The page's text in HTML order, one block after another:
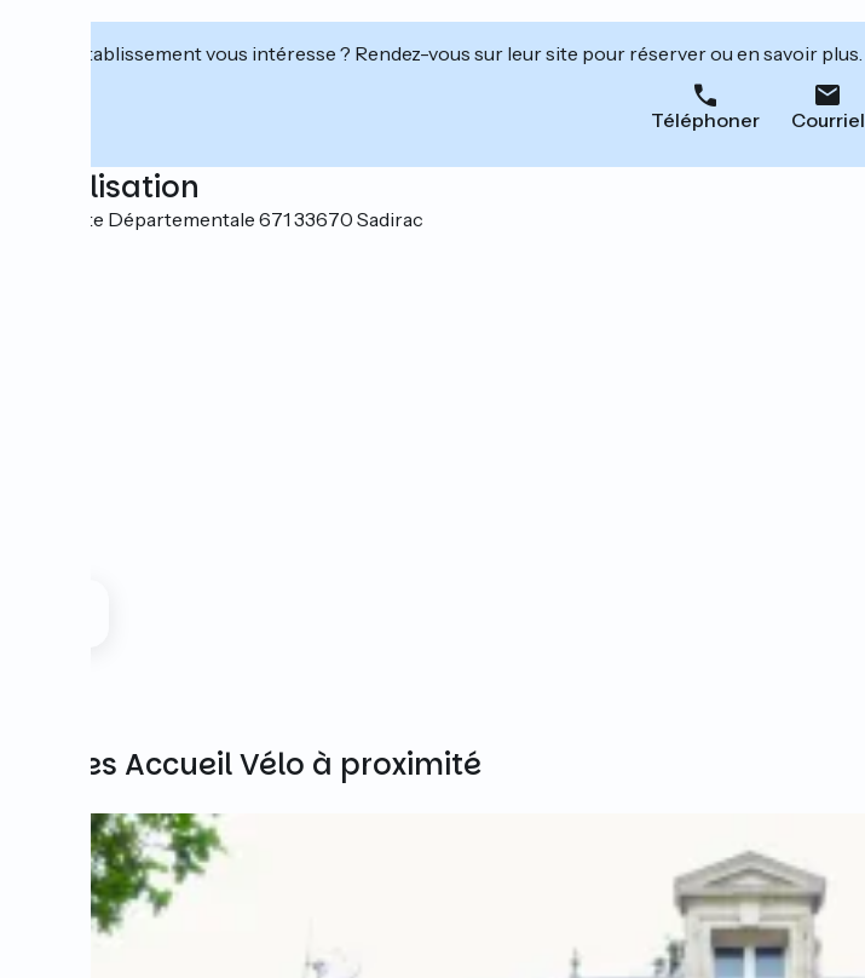
Cet établissement vous intéresse ? Rendez-vous sur leur site pour réserver ou en savoir plus.
Téléphoner Courriel
Localisation
171 Route Départementale 671 33670 Sadirac
Autres Accueil Vélo à proximité